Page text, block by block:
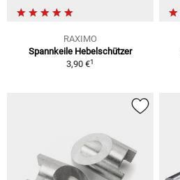
RAXIMO
Spannkeile Hebelschützer
3,90 €1